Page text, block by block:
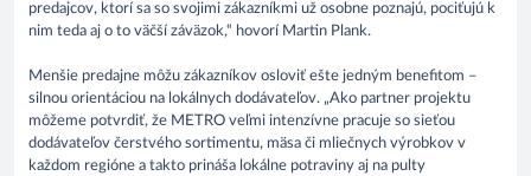
predajcov, ktorí sa so svojimi zákazníkmi už osobne poznajú, pociťujú k
nim teda aj o to väčší záväzok,“ hovorí Martin Plank.
Menšie predajne môžu zákazníkov osloviť ešte jedným benefitom –
silnou orientáciou na lokálnych dodávateľov. „Ako partner projektu
môžeme potvrdiť, že METRO veľmi intenzívne pracuje so sieťou
dodávateľov čerstvého sortimentu, mäsa či mliečnych výrobkov v
každom regióne a takto prináša lokálne potraviny aj na pulty